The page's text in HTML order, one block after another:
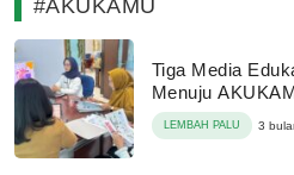
#AKUKAMU
Tiga Media
Menuju
LEMBAH PALU 3